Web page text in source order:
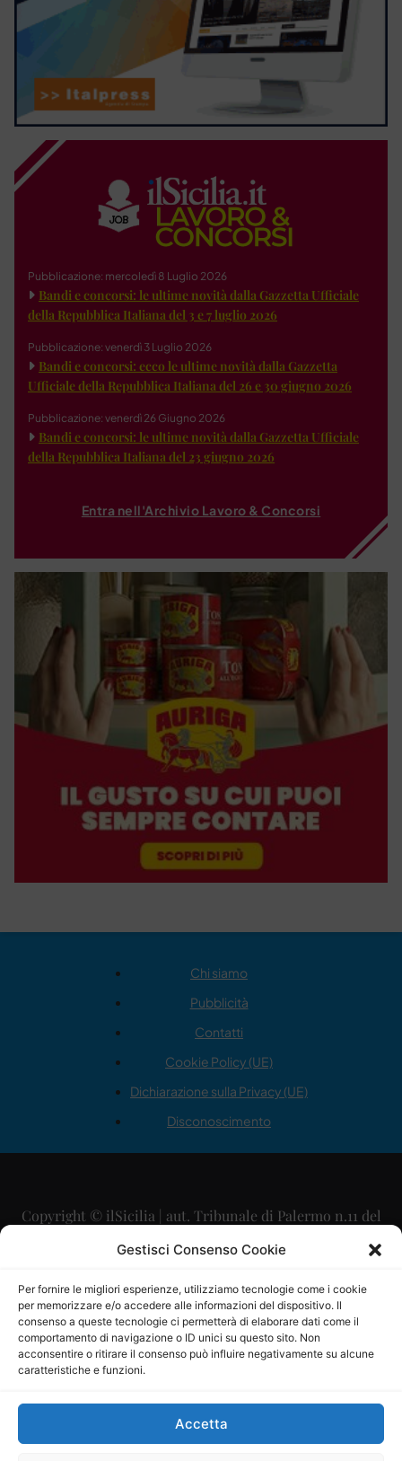
Gestisci Consenso Cookie
Per fornire le migliori esperienze, utilizziamo tecnologie come i cookie
per memorizzare e/o accedere alle informazioni del dispositivo. Il
consenso a queste tecnologie ci permetterà di elaborare dati come il
comportamento di navigazione o ID unici su questo sito. Non
acconsentire o ritirare il consenso può influire negativamente su alcune
caratteristiche e funzioni.
Accetta
Pubblicazione: mercoledì 8 Luglio 2026
Bandi e concorsi: le ultime novità dalla Gazzetta Ufficiale
della Repubblica Italiana del 3 e 7 luglio 2026
Pubblicazione: venerdì 3 Luglio 2026
Bandi e concorsi: ecco le ultime novità dalla Gazzetta
Ufficiale della Repubblica Italiana del 26 e 30 giugno 2026
Pubblicazione: venerdì 26 Giugno 2026
Bandi e concorsi: le ultime novità dalla Gazzetta Ufficiale
della Repubblica Italiana del 23 giugno 2026
Entra nell'Archivio Lavoro & Concorsi
Chi siamo
Pubblicità
Contatti
Cookie Policy (UE)
Dichiarazione sulla Privacy (UE)
Disconoscimento
Copyright © ilSicilia | aut. Tribunale di Palermo n.11 del
29/09/2015
Direttore Editoriale: Maurizio Scaglione
Direttore Responsabile: Maria Calabrese
P.IVA: 06334930820
Mercurio Comunicazione Società Cooperativa a r.l. è